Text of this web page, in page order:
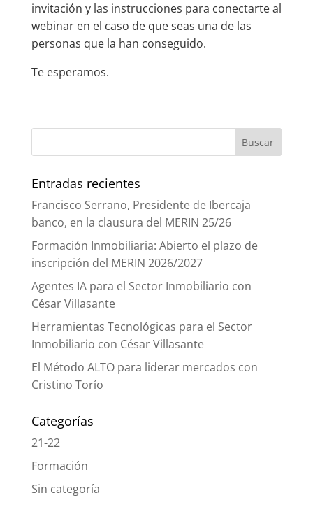
invitación y las instrucciones para conectarte al
webinar en el caso de que seas una de las
personas que la han conseguido.
Te esperamos.
Entradas recientes
Francisco Serrano, Presidente de Ibercaja
banco, en la clausura del MERIN 25/26
Formación Inmobiliaria: Abierto el plazo de
inscripción del MERIN 2026/2027
Agentes IA para el Sector Inmobiliario con
César Villasante
Herramientas Tecnológicas para el Sector
Inmobiliario con César Villasante
El Método ALTO para liderar mercados con
Cristino Torío
Categorías
21-22
Formación
Sin categoría